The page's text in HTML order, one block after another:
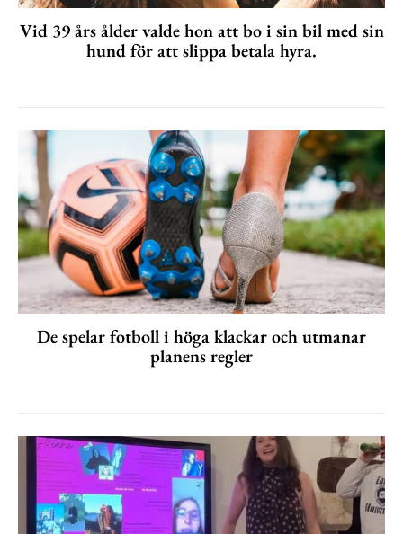
Vid 39 års ålder valde hon att bo i sin bil med sin
hund för att slippa betala hyra.
De spelar fotboll i höga klackar och utmanar
planens regler